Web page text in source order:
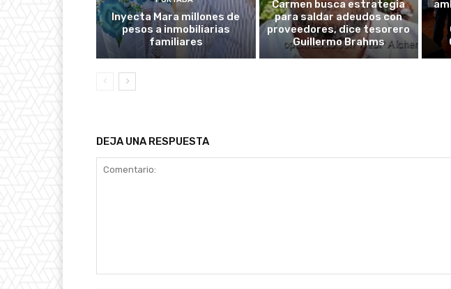
Inyecta Mara millones de
pesos a inmobiliarias
familiares
Carmen busca estrategia
para saldar adeudos con
proveedores, dice tesorero
Guillermo Brahms
DEJA UNA RESPUESTA